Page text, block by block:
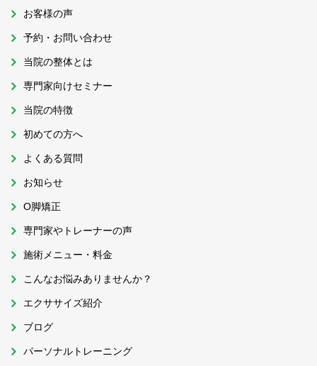
お客様の声
予約・お問い合わせ
当院の整体とは
専門家向けセミナー
当院の特徴
初めての方へ
よくある質問
お知らせ
O脚矯正
専門家やトレーナーの声
施術メニュー・料金
こんなお悩みありませんか？
エクササイズ紹介
ブログ
パーソナルトレーニング